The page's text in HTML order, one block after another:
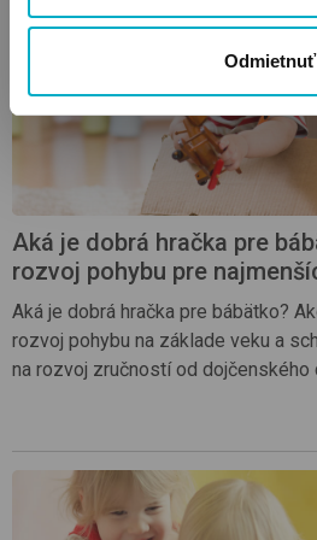
Odmietnuť
Aká je dobrá hračka pre
rozvoj pohybu pre
Aká je dobrá hračka pre bábätko?
rozvoj pohybu na základe veku a
na rozvoj zručností od dojčenského